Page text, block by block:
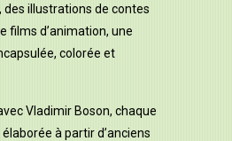
des illustrations de contes
films d’animation, une
colorée et
Vladimir Boson, chaque
à partir d’anciens